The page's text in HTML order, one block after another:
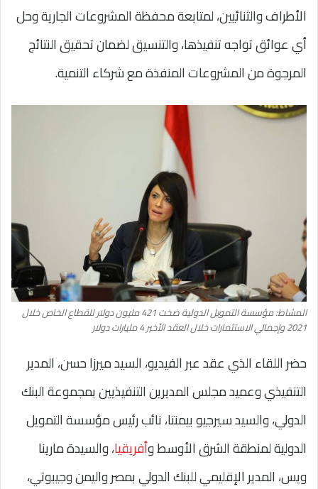
الأطراف والثنائيين، لمتابعة محفظة المشروعات الجارية وحل
أي عوائق تواجه تنفيذها، والتنسيق لضمان تحقيق النتائج
المرجوة من المشروعات المنفذة مع شركاء التنمية.
المشاط: مؤسسة التمويل الدولية ضخت 421 مليون دولار للقطاع الخاص خلال
2021 وإجمالي الاستثمارات خلال العقد الأخير 4 مليارات دولار
حضر اللقاء الذي عقد عبر الفيديو، السيد ميرزا حسن، المدير
التنفيذي وعميد مجلس المديرين التنفيذيين بمجموعة البنك
الدولي، والسيد سيرجيو بيمنتا، نائب رئيس مؤسسة التمويل
الدولية لمنطقة الشرق الأوسط وأفريقيا، والسيدة مارينا
ويس، المدير الإقليمي للبنك الدولي بمصر واليمن وجيبوتي،